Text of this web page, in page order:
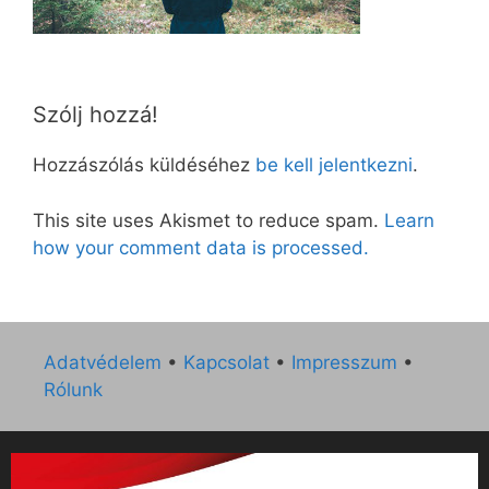
Szólj hozzá!
Hozzászólás küldéséhez be kell jelentkezni.
This site uses Akismet to reduce spam. Learn
how your comment data is processed.
Adatvédelem • Kapcsolat • Impresszum •
Rólunk